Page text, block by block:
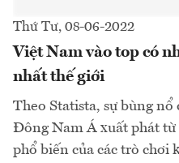
Thứ Tư, 08-06-2022
Việt Nam vào top có
nhất thế giới
Theo Statista, sự bùng
Đông Nam Á xuất phát từ
phổ biến của các trò